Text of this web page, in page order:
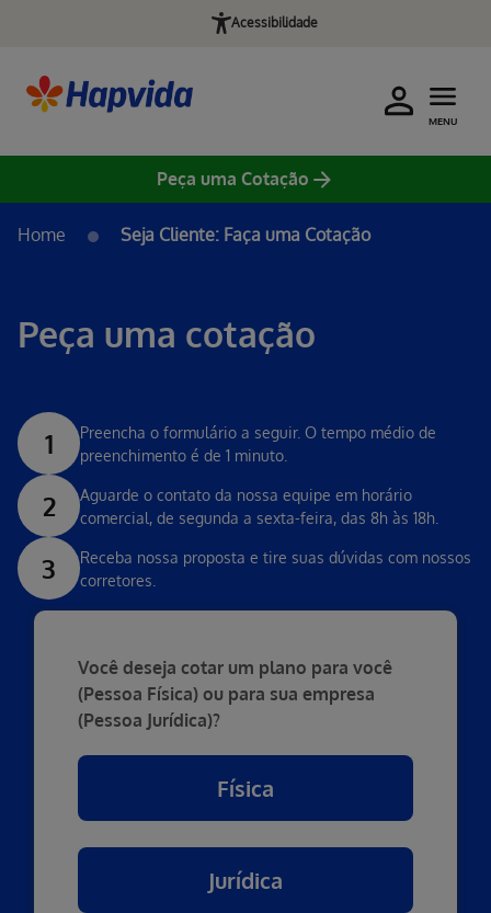
Acessibilidade
MENU
Peça uma Cotação
Home Seja Cliente: Faça uma Cotação
Peça uma cotação
1
Preencha o formulário a seguir. O tempo médio de
preenchimento é de 1 minuto.
2
Aguarde o contato da nossa equipe em horário
comercial, de segunda a sexta-feira, das 8h às 18h.
3
Receba nossa proposta e tire suas dúvidas com nossos
corretores.
Você deseja cotar um plano para você
(Pessoa Física) ou para sua empresa
(Pessoa Jurídica)?
Física
Jurídica